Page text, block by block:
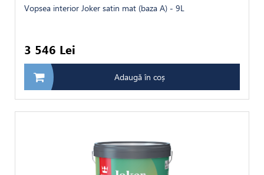
Vopsea interior Joker satin mat (baza A) - 9L
3 546 Lei
Adaugă în coș